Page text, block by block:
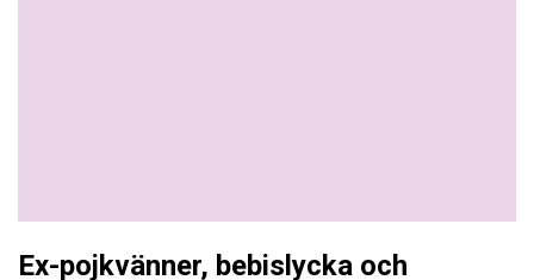
Ex-pojkvänner, bebislycka och